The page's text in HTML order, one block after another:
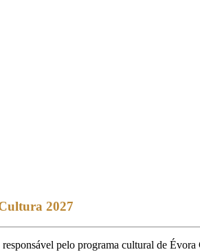
2027
pelo programa cultural de